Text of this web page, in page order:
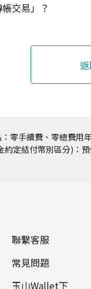
交易」？
零手續費、零總費用
約定結付幣別區分)：
聯繫客服
常見問題
玉山Wallet下